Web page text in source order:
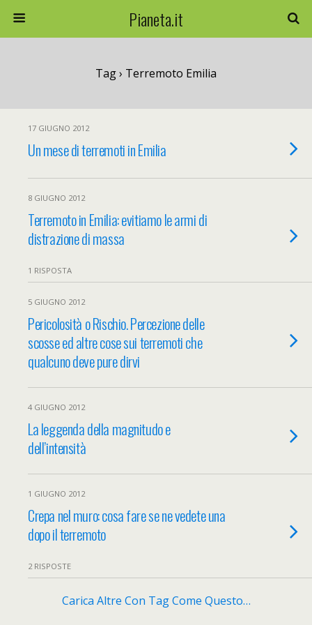
Pianeta.it
Tag › Terremoto Emilia
17 GIUGNO 2012
Un mese di terremoti in Emilia
8 GIUGNO 2012
Terremoto in Emilia: evitiamo le armi di
distrazione di massa
1 RISPOSTA
5 GIUGNO 2012
Pericolosità o Rischio. Percezione delle
scosse ed altre cose sui terremoti che
qualcuno deve pure dirvi
4 GIUGNO 2012
La leggenda della magnitudo e
dell’intensità
1 GIUGNO 2012
Crepa nel muro: cosa fare se ne vedete una
dopo il terremoto
2 RISPOSTE
Carica Altre Con Tag Come Questo…